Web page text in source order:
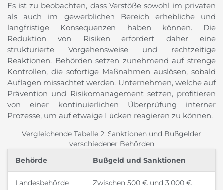
Es ist zu beobachten, dass Verstöße sowohl im privaten
als auch im gewerblichen Bereich erhebliche und
langfristige Konsequenzen haben können. Die
Reduktion von Risiken erfordert daher eine
strukturierte Vorgehensweise und rechtzeitige
Reaktionen. Behörden setzen zunehmend auf strenge
Kontrollen, die sofortige Maßnahmen auslösen, sobald
Auflagen missachtet werden. Unternehmen, welche auf
Prävention und Risikomanagement setzen, profitieren
von einer kontinuierlichen Überprüfung interner
Prozesse, um auf etwaige Lücken reagieren zu können.
Vergleichende Tabelle 2: Sanktionen und Bußgelder
verschiedener Behörden
Behörde Bußgeld und Sanktionen
Landesbehörde
Zwischen 500 € und 3.000 €